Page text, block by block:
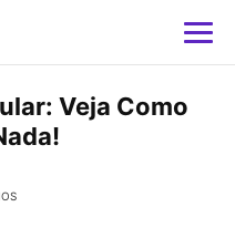
Veja Como